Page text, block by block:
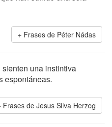
Frases de Péter Nádas
sienten una instintiva
espontáneas.
Frases de Jesus Silva Herzog